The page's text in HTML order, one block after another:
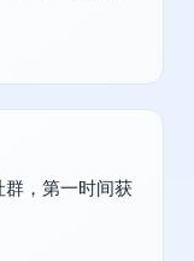
，第一时间获